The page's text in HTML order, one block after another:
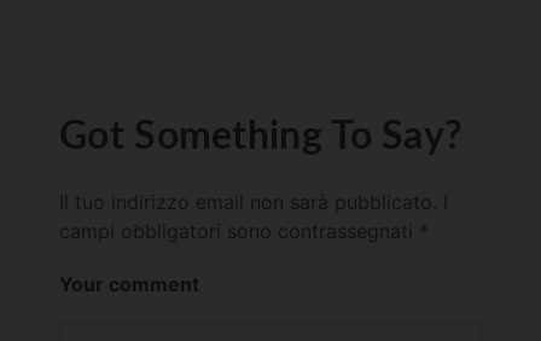
Got Something To Say?
Il tuo indirizzo email non sarà pubblicato.
campi obbligatori sono contrassegnati *
Your comment